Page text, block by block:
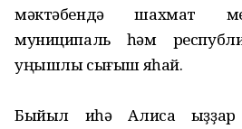
мәктәбендә шахмат
муниципаль һәм
уңышлы сығыш яһай.
Быйыл иһә Алиса